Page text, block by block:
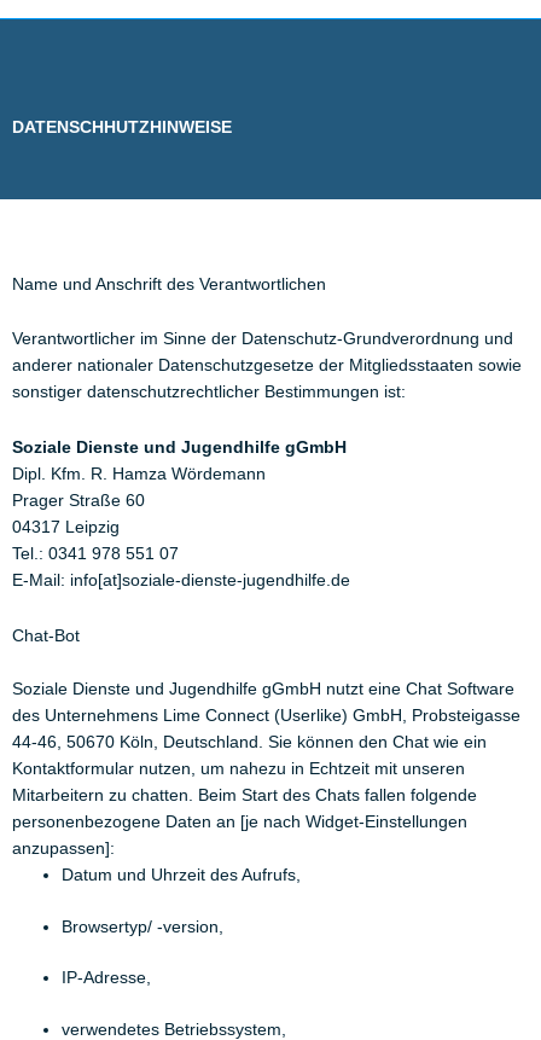
DATENSCHHUTZHINWEISE
Name und Anschrift des Verantwortlichen
Verantwortlicher im Sinne der Datenschutz-Grundverordnung und
anderer nationaler Datenschutzgesetze der Mitgliedsstaaten sowie
sonstiger datenschutzrechtlicher Bestimmungen ist:
Soziale Dienste und Jugendhilfe gGmbH
Dipl. Kfm. R. Hamza Wördemann
Prager Straße 60
04317 Leipzig
Tel.: 0341 978 551 07
E-Mail: info[at]soziale-dienste-jugendhilfe.de
Chat-Bot
Soziale Dienste und Jugendhilfe gGmbH nutzt eine Chat Software
des Unternehmens Lime Connect (Userlike) GmbH, Probsteigasse
44-46, 50670 Köln, Deutschland. Sie können den Chat wie ein
Kontaktformular nutzen, um nahezu in Echtzeit mit unseren
Mitarbeitern zu chatten. Beim Start des Chats fallen folgende
personenbezogene Daten an [je nach Widget-Einstellungen
anzupassen]:
Datum und Uhrzeit des Aufrufs,
Browsertyp/ -version,
IP-Adresse,
verwendetes Betriebssystem,